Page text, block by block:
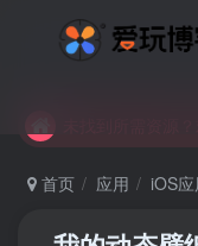
苹果手机用户没
首页 应用 iOS应